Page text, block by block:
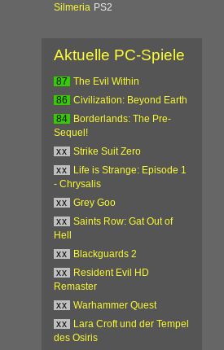
Silmeria PS2
Aktuelle PC-Spiele
87
The Evil Within
86
Civilization: Beyond Earth
84
Borderlands: The Pre-
Sequel!
xx
Strike Suit Zero
xx
Life is Strange: Episode 1
- Chrysalis
xx
Grey Goo
xx
Saints Row: Gat Out of
Hell
xx
Blackguards 2
xx
Resident Evil HD
Remaster
xx
Warhammer Quest
xx
Lara Croft und der Tempel
des Osiris